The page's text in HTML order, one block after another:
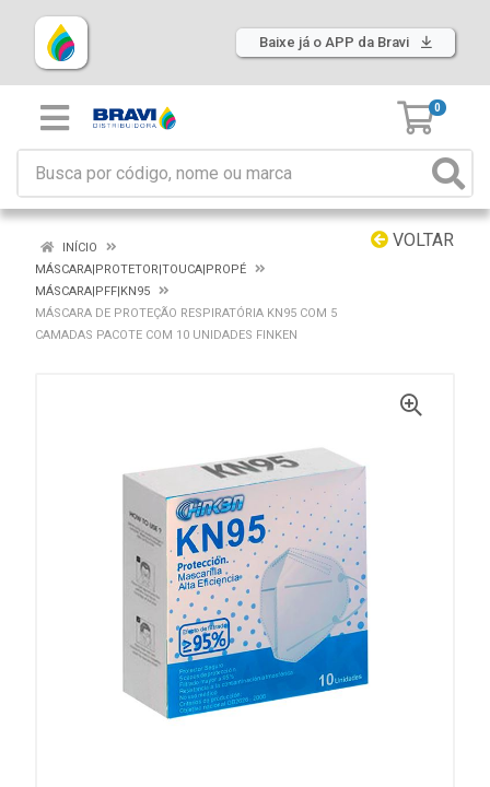
Baixe já o APP da Bravi
0
VOLTAR
INÍCIO
MÁSCARA|PROTETOR|TOUCA|PROPÉ
MÁSCARA|PFF|KN95
MÁSCARA DE PROTEÇÃO RESPIRATÓRIA KN95 COM 5
CAMADAS PACOTE COM 10 UNIDADES FINKEN